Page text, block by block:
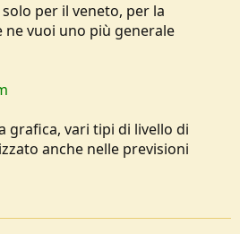
per il veneto, per la
vuoi uno più generale
grafica, vari tipi di livello di
anche nelle previsioni